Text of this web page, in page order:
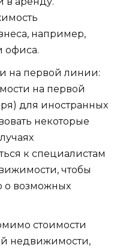
например,
офиса.
на первой линии:
на первой
для иностранных
некоторые
к специалистам
чтобы
о возможных
стоимости
недвижимости,